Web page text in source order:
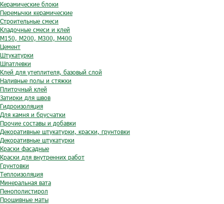
Керамические блоки
Перемычки керамические
Строительные смеси
Кладочные смеси и клей
М150, М200, М300, М400
Цемент
Штукатурки
Шпатлевки
Клей для утеплителя, базовый слой
Наливные полы и стяжки
Плиточный клей
Затирки для швов
Гидроизоляция
Для камня и брусчатки
Прочие составы и добавки
Декоративные штукатурки, краски, грунтовки
Декоративные штукатурки
Краски фасадные
Краски для внутренних работ
Грунтовки
Теплоизоляция
Минеральная вата
Пенополистирол
Прошивные маты